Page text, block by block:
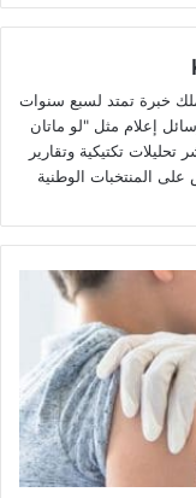
خبرة تمتد لسبع سنوات
إعلام مثل "لو ماتان
تكتيكية وتقارير
mondial
vaccination
des
enfants
menace